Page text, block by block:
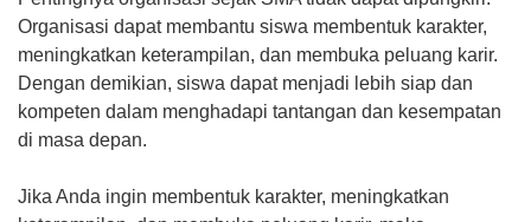
Organisasi dapat membantu siswa membentuk karakter,
meningkatkan keterampilan, dan membuka peluang karir.
Dengan demikian, siswa dapat menjadi lebih siap dan
kompeten dalam menghadapi tantangan dan kesempatan
di masa depan.
Jika Anda ingin membentuk karakter, meningkatkan